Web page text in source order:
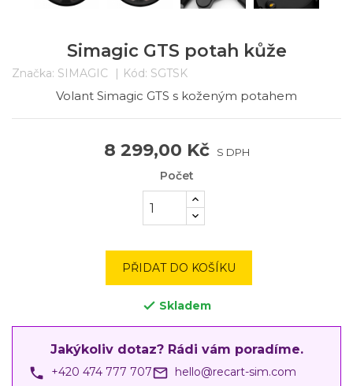
Simagic GTS potah kůže
Značka: SIMAGIC Kód: SGTSK
Volant Simagic GTS s koženým potahem
8 299,00 Kč S DPH
Počet
PŘIDAT DO KOŠÍKU
 Skladem
Jakýkoliv dotaz? Rádi vám poradíme.
phone +420 474 777 707mail_outline hello@recart-sim.com